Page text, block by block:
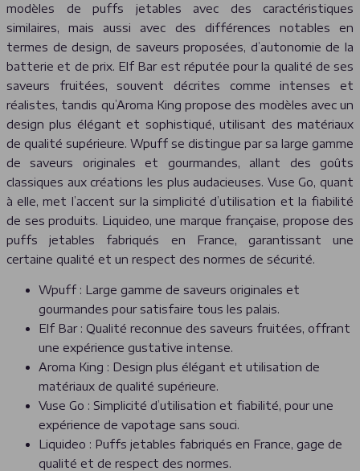
modèles de puffs jetables avec des caractéristiques
similaires, mais aussi avec des différences notables en
termes de design, de saveurs proposées, d’autonomie de la
batterie et de prix. Elf Bar est réputée pour la qualité de ses
saveurs fruitées, souvent décrites comme intenses et
réalistes, tandis qu’Aroma King propose des modèles avec un
design plus élégant et sophistiqué, utilisant des matériaux
de qualité supérieure. Wpuff se distingue par sa large gamme
de saveurs originales et gourmandes, allant des goûts
classiques aux créations les plus audacieuses. Vuse Go, quant
à elle, met l’accent sur la simplicité d’utilisation et la fiabilité
de ses produits. Liquideo, une marque française, propose des
puffs jetables fabriqués en France, garantissant une
certaine qualité et un respect des normes de sécurité.
Wpuff : Large gamme de saveurs originales et
gourmandes pour satisfaire tous les palais.
Elf Bar : Qualité reconnue des saveurs fruitées, offrant
une expérience gustative intense.
Aroma King : Design plus élégant et utilisation de
matériaux de qualité supérieure.
Vuse Go : Simplicité d’utilisation et fiabilité, pour une
expérience de vapotage sans souci.
Liquideo : Puffs jetables fabriqués en France, gage de
qualité et de respect des normes.